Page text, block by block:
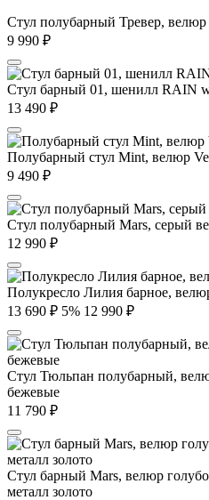
Стул полубарный Тревер, велюр
9 990 ₽
Стул барный 01, шенилл RAIN
13 490 ₽
Полубарный стул Mint, велюр
9 490 ₽
Стул полубарный Mars, серый
12 990 ₽
Полукресло Лилия барное,
13 690 ₽ 5% 12 990 ₽
Стул Тюльпан полубарный,
бежевые
11 790 ₽
Стул барный Mars, велюр
металл золото